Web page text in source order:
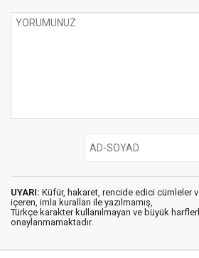
UYARI: Küfür, hakaret, rencide edici cümleler
içeren, imla kuralları ile yazılmamış,
Türkçe karakter kullanılmayan ve büyük
onaylanmamaktadır.